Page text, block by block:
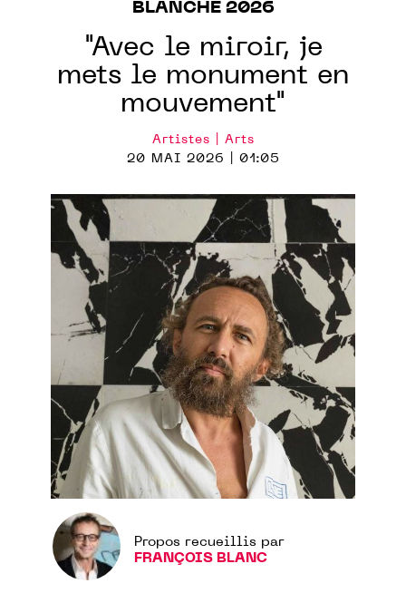
BLANCHE 2026
"Avec le miroir, je
mets le monument en
mouvement"
Artistes | Arts
20 MAI 2026 | 01:05
Propos recueillis par
FRANÇOIS BLANC